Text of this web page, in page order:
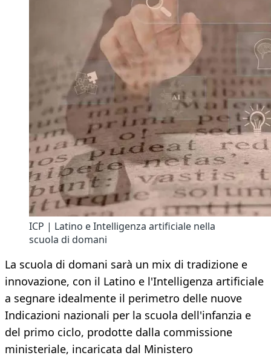
ICP | Latino e Intelligenza artificiale nella
scuola di domani
La scuola di domani sarà un mix di tradizione e
innovazione, con il Latino e l'Intelligenza artificiale
a segnare idealmente il perimetro delle nuove
Indicazioni nazionali per la scuola dell'infanzia e
del primo ciclo, prodotte dalla commissione
ministeriale, incaricata dal Ministero